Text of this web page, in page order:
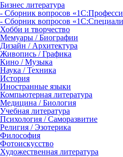
Бизнес литература
- Сборник вопросов
- Сборник вопросов
Хобби и творчество
Мемуары / Биографии
Дизайн / Архитектура
Живопись / Графика
Кино / Музыка
Наука / Техника
История
Иностранные языки
Компьютерная литература
Медицина / Биология
Учебная литература
Психология / Саморазвитие
Религия / Эзотерика
Философия
Фотоискусство
Художественная литература